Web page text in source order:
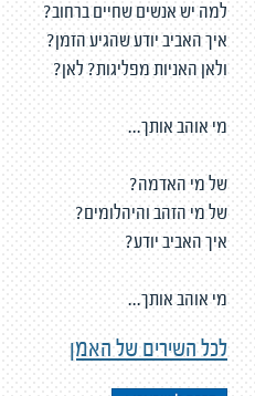
למה יש אנשים שחיים ברחוב?
איך האביב יודע שהגיע הזמן?
ולאן האניות מפליגות? לאן?
מי אוהב אותך...
של מי האדמה?
של מי הזהב והיהלומים?
איך האביב יודע?
מי אוהב אותך...
לכל השירים של האמן